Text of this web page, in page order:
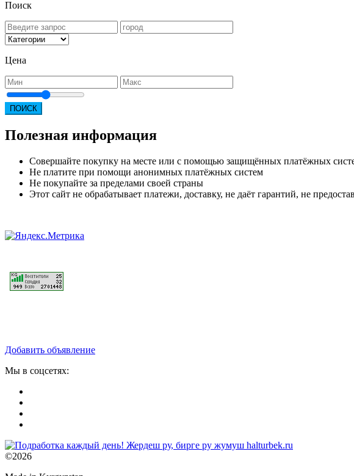
Поиск
Цена
ПОИСК
Полезная информация
Совершайте покупку на месте или с помощью защищённых платёжных
Не платите при помощи анонимных платёжных систем
Не покупайте за пределами своей страны
Этот сайт не обрабатывает платежи, доставку, не даёт гарантий, не
Добавить объявление
Мы в соцсетях:
©2026